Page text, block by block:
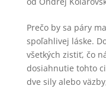
Prečo by sa páry
spoľahlivej láske.
všetkých zistiť, čo
dosiahnutie tohto
dve sily alebo